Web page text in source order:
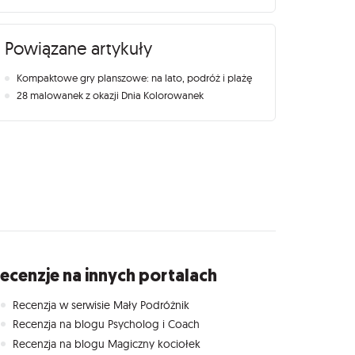
Powiązane artykuły
Kompaktowe gry planszowe: na lato, podróż i plażę
28 malowanek z okazji Dnia Kolorowanek
na innych portalach
Recenzja w serwisie Mały Podróżnik
Recenzja na blogu Psycholog i Coach
Recenzja na blogu Magiczny kociołek